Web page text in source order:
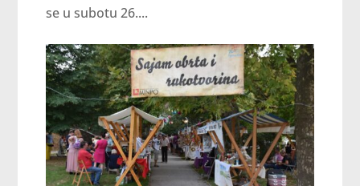
se u subotu 26....